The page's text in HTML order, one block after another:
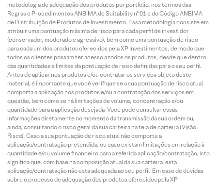
metodologia de adequação dos produtos por portfólio, nos termos das
Regras e Procedimentos ANBIMA de Suitability nº 01 e do Código ANBIMA
de Distribuição de Produtos de Investimento. Essa metodologia consiste em
atribuir uma pontuação máxima de risco para cada perfil de investidor
(conservador, moderado e agressivo), bem como uma pontuação de risco
para cada um dos produtos oferecidos pela XP Investimentos, de modo que
todos os clientes possam ter acesso a todos os produtos, desde que dentro
das quantidades e limites da pontuação de risco definidas para o seu perfil.
Antes de aplicar nos produtos e/ou contratar os serviços objeto deste
material, é importante que você verifique se a sua pontuação de risco atual
comporta a aplicação nos produtos e/ou a contratação dos serviços em
questão, bem como se há limitações de volume, concentração e/ou
quantidade para a aplicação desejada. Você pode consultar essas
informações diretamente no momento da transmissão da sua ordem ou,
ainda, consultando o risco geral da sua carteira na tela de carteira (Visão
Risco). Caso a sua pontuação de risco atual não comporte a
aplicação/contratação pretendida, ou caso existam limitações em relação à
quantidade e/ou volume financeiro para a referida aplicação/contratação, isto
significa que, com base na composição atual da sua carteira, esta
aplicação/contratação não está adequada ao seu perfil. Em caso de dúvidas
sobre o processo de adequação dos produtos oferecidos pela XP